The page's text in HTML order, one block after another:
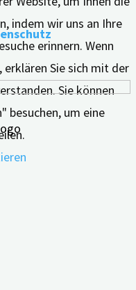
indem wir uns an Ihre
erinnern. Wenn
Sie sich mit der
Sie können
besuchen, um eine